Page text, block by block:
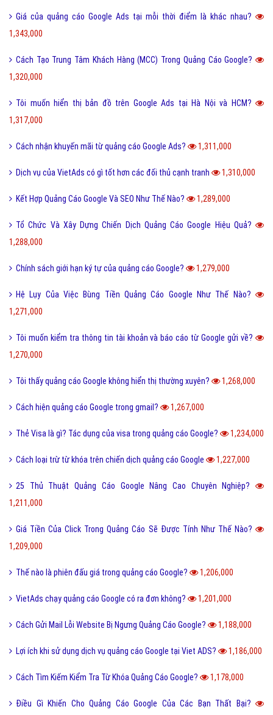
Giá của quảng cáo Google Ads tại mỗi thời điểm là khác nhau?
1,343,000
Cách Tạo Trung Tâm Khách Hàng (MCC) Trong Quảng Cáo Google?
1,320,000
Tôi muốn hiển thị bản đồ trên Google Ads tại Hà Nội và HCM?
1,317,000
Cách nhận khuyến mãi từ quảng cáo Google Ads? 1,311,000
Dịch vụ của VietAds có gì tốt hơn các đối thủ cạnh tranh 1,310,000
Kết Hợp Quảng Cáo Google Và SEO Như Thế Nào? 1,289,000
Tổ Chức Và Xây Dựng Chiến Dịch Quảng Cáo Google Hiệu Quả?
1,288,000
Chính sách giới hạn ký tự của quảng cáo Google? 1,279,000
Hệ Lụy Của Việc Bùng Tiền Quảng Cáo Google Như Thế Nào?
1,271,000
Tôi muốn kiểm tra thông tin tài khoản và báo cáo từ Google gửi về?
1,270,000
Tôi thấy quảng cáo Google không hiển thị thường xuyên? 1,268,000
Cách hiện quảng cáo Google trong gmail? 1,267,000
Thẻ Visa là gì? Tác dụng của visa trong quảng cáo Google? 1,234,000
Cách loại trừ từ khóa trên chiến dịch quảng cáo Google 1,227,000
25 Thủ Thuật Quảng Cáo Google Nâng Cao Chuyên Nghiệp?
1,211,000
Giá Tiền Của Click Trong Quảng Cáo Sẽ Được Tính Như Thế Nào?
1,209,000
Thế nào là phiên đấu giá trong quảng cáo Google? 1,206,000
VietAds chạy quảng cáo Google có ra đơn không? 1,201,000
Cách Gửi Mail Lỗi Website Bị Ngưng Quảng Cáo Google? 1,188,000
Lợi ích khi sử dụng dịch vụ quảng cáo Google tại Viet ADS? 1,186,000
Cách Tìm Kiếm Kiểm Tra Từ Khóa Quảng Cáo Google? 1,178,000
Điều Gì Khiến Cho Quảng Cáo Google Của Các Bạn Thất Bại?